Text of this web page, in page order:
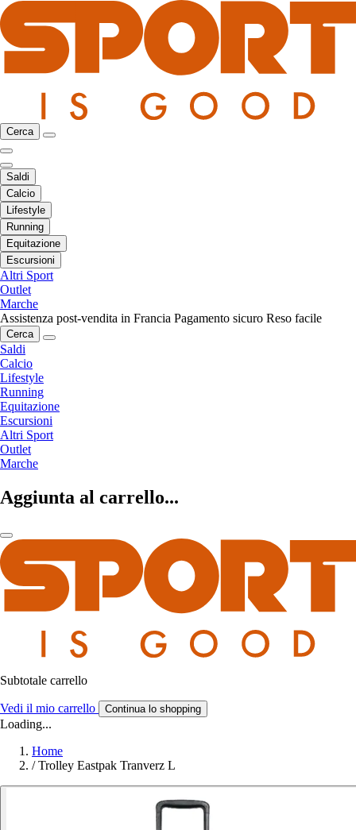
Cerca
Saldi
Calcio
Lifestyle
Running
Equitazione
Escursioni
Altri Sport
Outlet
Marche
Assistenza post-vendita in Francia Pagamento sicuro Reso facile
Cerca
Saldi
Calcio
Lifestyle
Running
Equitazione
Escursioni
Altri Sport
Outlet
Marche
Aggiunta al carrello...
Subtotale carrello
Vedi il mio carrello Continua lo shopping
Loading...
Home
/ Trolley Eastpak Tranverz L